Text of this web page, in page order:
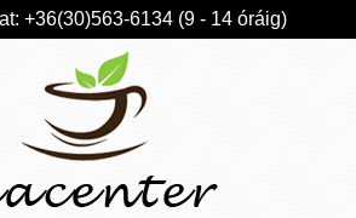
+36(30)563-6134 (9 - 14 óráig)